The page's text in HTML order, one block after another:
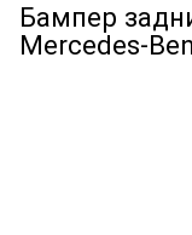
Бампер
Mercedes-